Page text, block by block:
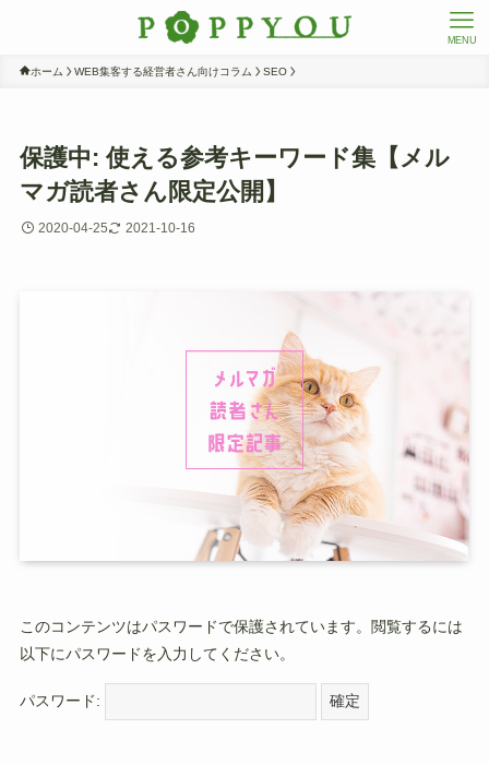
MENU
ホーム WEB集客する経営者さん向けコラム SEO
保護中: 使える参考キーワード集【メル
マガ読者さん限定公開】
2020-04-25 2021-10-16
このコンテンツはパスワードで保護されています。閲覧するには
以下にパスワードを入力してください。
パスワード: